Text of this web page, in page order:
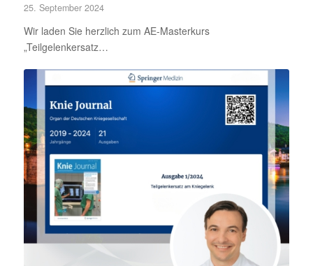
25. September 2024
Wir laden Sie herzlich zum AE-Masterkurs
„Teilgelenkersatz…